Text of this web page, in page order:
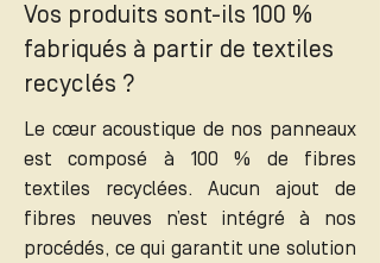
Vos produits sont-ils 100 %
fabriqués à partir de textiles
recyclés ?
Le cœur acoustique de nos panneaux
est composé à 100 % de fibres
textiles recyclées. Aucun ajout de
fibres neuves n’est intégré à nos
procédés, ce qui garantit une solution